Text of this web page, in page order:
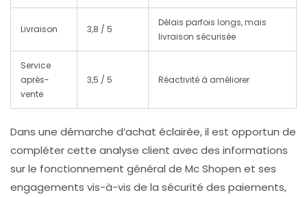
Livraison 3,8 / 5
Délais parfois longs, mais
livraison sécurisée
Service
après-
vente
3,5 / 5 Réactivité à améliorer
Dans une démarche d’achat éclairée, il est opportun de
compléter cette analyse client avec des informations
sur le fonctionnement général de Mc Shopen et ses
engagements vis-à-vis de la sécurité des paiements,